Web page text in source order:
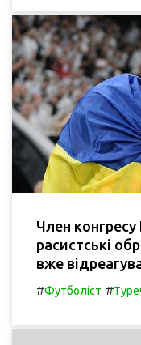
Член
расистські
вже
#Футболіст #